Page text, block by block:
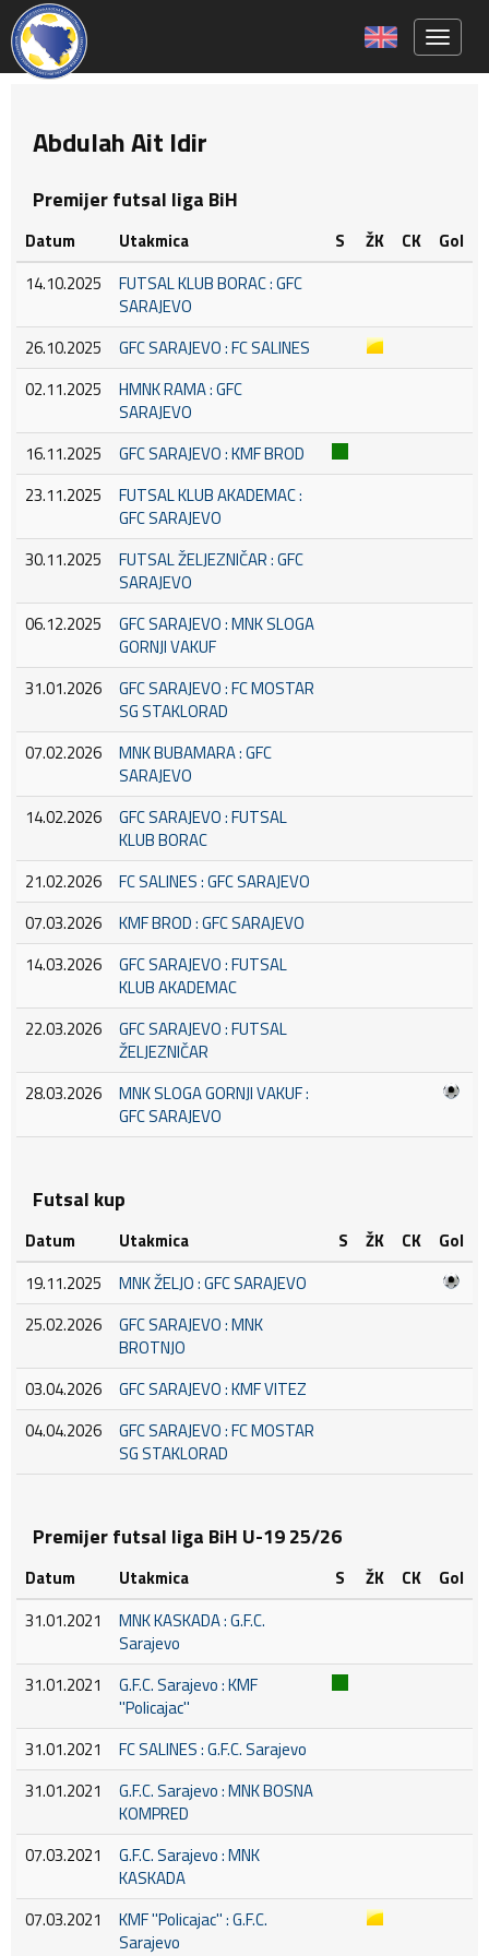
Abdulah Ait Idir
Premijer futsal liga BiH
Datum Utakmica S ŽK CK
Gol
14.10.2025
FUTSAL KLUB BORAC : GFC
SARAJEVO
26.10.2025
GFC SARAJEVO : FC SALINES
02.11.2025
HMNK RAMA : GFC
SARAJEVO
16.11.2025
GFC SARAJEVO : KMF BROD
23.11.2025
FUTSAL KLUB AKADEMAC :
GFC SARAJEVO
30.11.2025
FUTSAL ŽELJEZNIČAR : GFC
SARAJEVO
06.12.2025
GFC SARAJEVO : MNK SLOGA
GORNJI VAKUF
31.01.2026
GFC SARAJEVO : FC MOSTAR
SG STAKLORAD
07.02.2026
MNK BUBAMARA : GFC
SARAJEVO
14.02.2026
GFC SARAJEVO : FUTSAL
KLUB BORAC
21.02.2026
FC SALINES : GFC SARAJEVO
07.03.2026
KMF BROD : GFC SARAJEVO
14.03.2026
GFC SARAJEVO : FUTSAL
KLUB AKADEMAC
22.03.2026
GFC SARAJEVO : FUTSAL
ŽELJEZNIČAR
28.03.2026
MNK SLOGA GORNJI VAKUF :
GFC SARAJEVO
Futsal kup
Datum Utakmica S ŽK CK
Gol
19.11.2025
MNK ŽELJO : GFC SARAJEVO
25.02.2026
GFC SARAJEVO : MNK
BROTNJO
03.04.2026
GFC SARAJEVO : KMF VITEZ
04.04.2026
GFC SARAJEVO : FC MOSTAR
SG STAKLORAD
Premijer futsal liga BiH U-19 25/26
Datum Utakmica S ŽK CK
Gol
31.01.2021
MNK KASKADA : G.F.C.
Sarajevo
31.01.2021
G.F.C. Sarajevo : KMF
''Policajac''
31.01.2021
FC SALINES : G.F.C. Sarajevo
31.01.2021
G.F.C. Sarajevo : MNK BOSNA
KOMPRED
07.03.2021
G.F.C. Sarajevo : MNK
KASKADA
07.03.2021
KMF ''Policajac'' : G.F.C.
Sarajevo